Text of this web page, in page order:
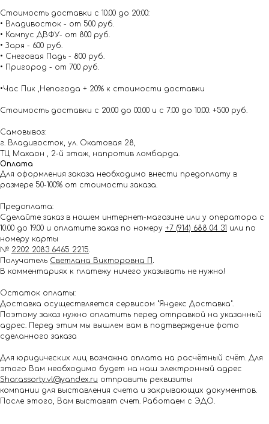
Стоимость доставки с 10.00 до 20:00:
• Владивосток - от 500 руб.
• Кампус ДВФУ- от 800 руб.
• Заря - 600 руб.
• Снеговая Падь - 800 руб.
• Пригород - от 700 руб.
•Час Пик ,Непогода + 20% к стоимости доставки
Стоимость доставки с 20:00 до 00:00 и с 7:00 до 10:00: +500 руб.
Самовывоз:
г. Владивосток, ул. Окатовая 28,
ТЦ Махаон , 2-й этаж, напротив ломбарда.
Оплата
Для оформления заказа необходимо внести предоплату в
размере 50-100% от стоимости заказа.
Предоплата:
Сделайте заказ в нашем интернет-магазине или у оператора с
10.00 до 19.00 и оплатите заказ по номеру +7 (914) 688 04 31 или по
номеру карты
№ 2202 2083 6465 2215.
Получатель Светлана Викторовна П .
В комментариях к платежу ничего указывать не нужно!
Остаток оплаты:
Доставка осуществляется сервисом "Яндекс Доставка".
Поэтому заказ нужно оплатить перед отправкой на указанный
адрес. Перед этим мы вышлем вам в подтверждение фото
сделанного заказа
Для юридических лиц возможна оплата на расчётный счёт. Для
этого Вам необходимо будет на наш электронный адрес
Shar.assorty.vl@yandex.ru отправить реквизиты
компании для выставления счета и закрывающих документов.
После этого, Вам выставят счет. Работаем с ЭДО.